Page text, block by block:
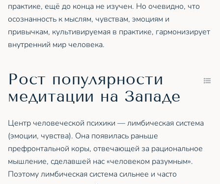
практике, ещё до конца не изучен. Но очевидно, что
осознанность к мыслям, чувствам, эмоциям и
привычкам, культивируемая в практике, гармонизирует
внутренний мир человека.
Рост популярности
медитации на Западе
Центр человеческой психики — лимбическая система
(эмоции, чувства). Она появилась раньше
префронтальной коры, отвечающей за рациональное
мышление, сделавшей нас «человеком разумным».
Поэтому лимбическая система сильнее и часто